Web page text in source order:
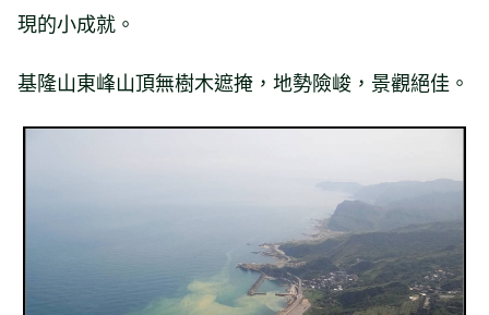
現的小成就。
基隆山東峰山頂無樹木遮掩，地勢險峻，景觀絕佳。